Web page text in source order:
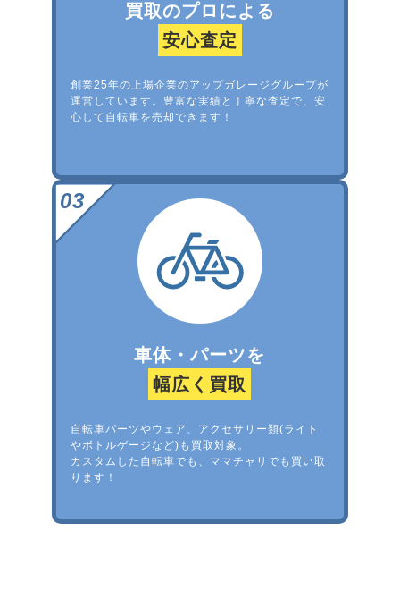
買取のプロによる
安心査定
創業25年の上場企業のアップガレージグループが
運営しています。豊富な実績と丁寧な査定で、安
心して自転車を売却できます！
車体・パーツを
幅広く買取
自転車パーツやウェア、アクセサリー類(ライト
やボトルゲージなど)も買取対象。
カスタムした自転車でも、ママチャリでも買い取
ります！